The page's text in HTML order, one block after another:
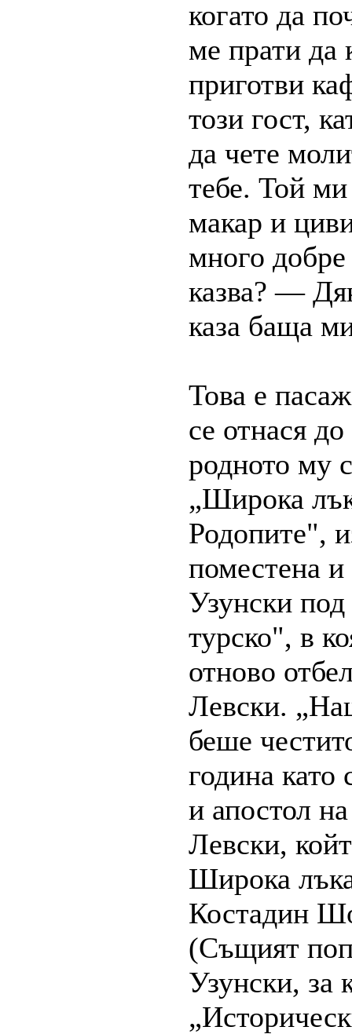
когато да
ме прати
приготви
този гост,
да чете
тебе. Той ми
макар и
много
казва? —
каза баща
Това е
се отнася
родното му
„Широка
Родопите",
поместена
Узунски под
турско", в
отново
Левски.
беше
година като
и апостол
Левски,
Широка
Костадин
(Същият
Узунски, за